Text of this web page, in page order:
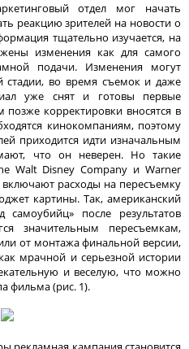
отдел мог начать
реакцию зрителей на новости о
тщательно изучается, на
изменения как для самого
подачи. Изменения могут
стадии, во время съемок и даже
уже снят и готовы первые
корректировки вносятся в
кинокомпаниям, поэтому
приходится идти изначальным
что он неверен. Но такие
Walt Disney Company и Warner
расходы на пересъемку
картины. Так, американский
самоубийц» после результатов
значительным пересъемкам,
от монтажа финальной версии,
мрачной и серьезной истории
и веселую, что можно
фильма (рис. 1).